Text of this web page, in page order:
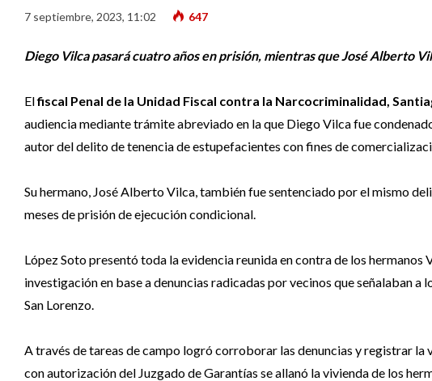
7 septiembre, 2023, 11:02 647
Diego Vilca pasará cuatro años en prisión, mientras que José Alberto
Elfiscal Penal de la Unidad Fiscal contra la Narcocriminalidad,
audiencia mediante trámite abreviado en la que Diego Vilca fue
autor del delito de tenencia de estupefacientes con fines de
Su hermano, José Alberto Vilca, también fue sentenciado por el mismo
meses de prisión de ejecución condicional.
López Soto presentó toda la evidencia reunida en contra de los hermanos
investigación en base a denuncias radicadas por vecinos que señalaban
San Lorenzo.
A través de tareas de campo logró corroborar las denuncias y registrar la
con autorización del Juzgado de Garantías se allanó la vivienda de los